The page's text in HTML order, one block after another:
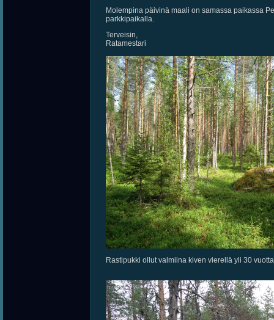
Molempina päivinä maali on samassa paikassa
parkkipaikalla.
Terveisin,
Ratamestari
Rastipukki ollut valmiina kiven vierellä yli 30 vuotta